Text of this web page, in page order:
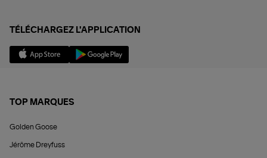
TÉLÉCHARGEZ L'APPLICATION
TOP MARQUES
Golden Goose
Jérôme Dreyfuss